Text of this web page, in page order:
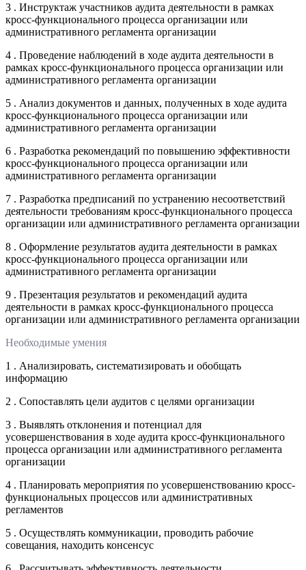
3 . Инструктаж участников аудита деятельности в рамках
кросс-функционального процесса организации или
административного регламента организации
4 . Проведение наблюдений в ходе аудита деятельности в
рамках кросс-функционального процесса организации или
административного регламента организации
5 . Анализ документов и данных, полученных в ходе аудита
кросс-функционального процесса организации или
административного регламента организации
6 . Разработка рекомендаций по повышению эффективности
кросс-функционального процесса организации или
административного регламента организации
7 . Разработка предписаний по устранению несоответствий
деятельности требованиям кросс-функционального процесса
организации или административного регламента организации
8 . Оформление результатов аудита деятельности в рамках
кросс-функционального процесса организации или
административного регламента организации
9 . Презентация результатов и рекомендаций аудита
деятельности в рамках кросс-функционального процесса
организации или административного регламента организации
Необходимые умения
1 . Анализировать, систематизировать и обобщать
информацию
2 . Сопоставлять цели аудитов с целями организации
3 . Выявлять отклонения и потенциал для
усовершенствования в ходе аудита кросс-функционального
процесса организации или административного регламента
организации
4 . Планировать мероприятия по усовершенствованию кросс-
функциональных процессов или административных
регламентов
5 . Осуществлять коммуникации, проводить рабочие
совещания, находить консенсус